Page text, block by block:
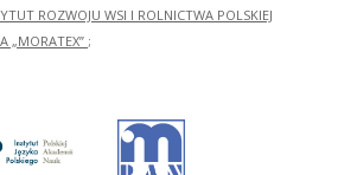
ROZWOJU WSI I ROLNICTWA POLSKIEJ
„MORATEX” ;